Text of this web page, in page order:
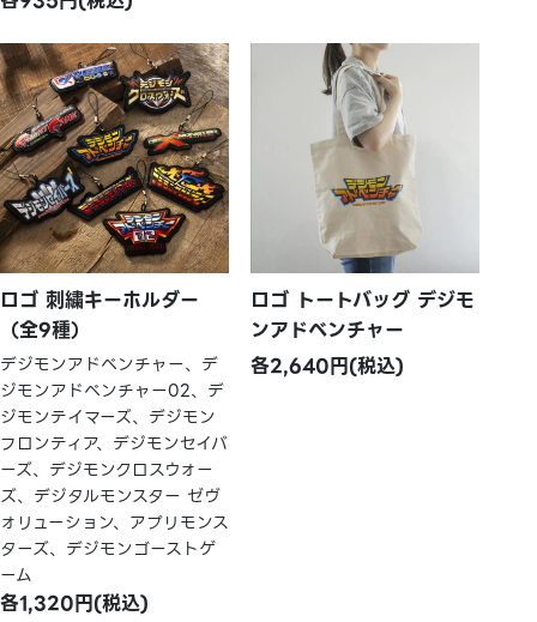
ロゴ 刺繍キーホルダー
（全9種）
デジモンアドベンチャー、デ
ジモンアドベンチャー02、デ
ジモンテイマーズ、デジモン
フロンティア、デジモンセイバ
ーズ、デジモンクロスウォー
ズ、デジタルモンスター ゼヴ
ォリューション、アプリモンス
ターズ、デジモンゴーストゲ
ーム
各1,320円(税込)
ロゴ トートバッグ デジモ
ンアドベンチャー
各2,640円(税込)